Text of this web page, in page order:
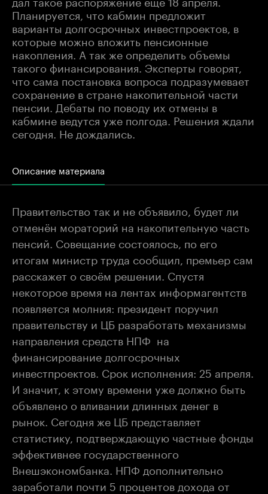
Планируется, что кабмин предложит
варианты долгосрочных инвестпроектов, в
которые можно вложить пенсионные
накопления. А так же определить объемы
такого финансирования. Эксперты говорят,
что сама постановка вопроса подразумевает
сохранение в стране накопительной части
пенсии. Дебаты по поводу их отмены в
кабмине ведутся уже полгода. Решения ждали
сегодня. Не дождались.
Описание материала
Правительство так и не объявило, будет ли
отменён мораторий на накопительную часть
пенсий. Совещание состоялось, по его
итогам министр труда сообщил, премьер сам
расскажет о своём решении. Спустя
некоторое время на лентах информагентств
появляется молния: президент поручил
правительству и ЦБ разработать механизмы
направления средств НПФ на
финансирование долгосрочных
инвестпроектов. Срок исполнения: 25 апреля.
И значит, к этому времени уже должно быть
объявлено о вливании длинных денег в
рынок. Сегодня же ЦБ представляет
статистику, подтверждающую частные фонды
эффективнее государственного
Внешэкономбанка. НПФ дополнительно
заработали почти 5 процентов дохода от